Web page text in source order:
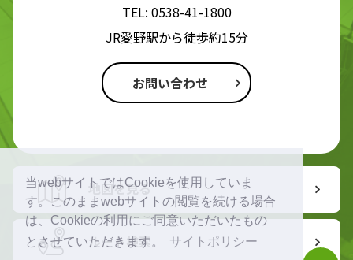
当webサイトではCookieを使用していま
す。このままwebサイトの閲覧を続ける場合
は、Cookieの利用にご同意いただいたもの
とさせていただきます。
サイトポリシー
TEL: 0538-41-1800
JR愛野駅から徒歩約15分
お問い合わせ
地図を見る
ルート検索